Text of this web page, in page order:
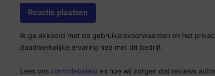
Ik ga akkoord met de gebruikersvoorwaarden en het
daadwerkelijke ervaring heb met dit bedrijf.
Lees ons controlebeleid en hoe wij zorgen dat reviews